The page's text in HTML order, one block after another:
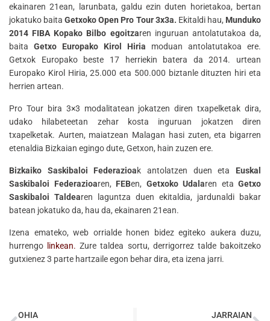
ekainaren 21ean, larunbata, galdu ezin duten horietakoa, bertan
jokatuko baitaGetxoko Open Pro Tour 3x3a. Ekitaldi hau, Munduko
2014 FIBA Kopako Bilbo egoitzaren inguruan antolatutakoa da,
baita Getxo Europako Kirol Hiria moduan antolatutakoa ere.
Getxok Europako beste 17 herriekin batera da 2014. urtean
Europako Kirol Hiria, 25.000 eta 500.000 biztanle dituzten hiri eta
herrien artean.
Pro Tour bira 3×3 modalitatean jokatzen diren txapelketak dira,
udako hilabeteetan zehar kosta inguruan jokatzen diren
txapelketak. Aurten, maiatzean Malagan hasi zuten, eta bigarren
etenaldia Bizkaian egingo dute, Getxon, hain zuzen ere.
Bizkaiko Saskibaloi Federazioak antolatzen duen eta Euskal
Saskibaloi Federazioaren, FEBen, Getxoko Udalaren eta Getxo
Saskibaloi Taldearen laguntza duen ekitaldia, jardunaldi bakar
batean jokatuko da, hau da, ekainaren 21ean.
Izena emateko, web orrialde honen bidez egiteko aukera duzu,
hurrengo
linkean. Zure taldea sortu, derrigorrez talde bakoitzeko
gutxienez 3 parte hartzaile egon behar dira, eta izena jarri.
OHIA JARRAIAN